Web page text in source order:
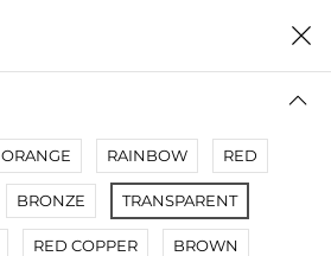
0
ORANGE RAINBOW RED
BRONZE TRANSPARENT
RED COPPER BROWN